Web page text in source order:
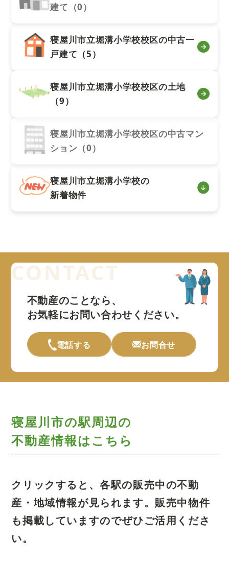
建て（0）
寝屋川市立堀溝小学校校区の中古一
戸建て（5）
寝屋川市立堀溝小学校校区の土地
（9）
寝屋川市立堀溝小学校校区の中古マン
ション（0）
寝屋川市立堀溝小学校の
新着物件
不動産のことなら、
お気軽にお問い合わせください。
電話する お問合せ
寝屋川市の駅周辺の
不動産情報はこちら
クリックすると、各駅の販売中の不動
産・地域情報が見られます。 販売中物件
も掲載していますのでぜひご活用くださ
い。